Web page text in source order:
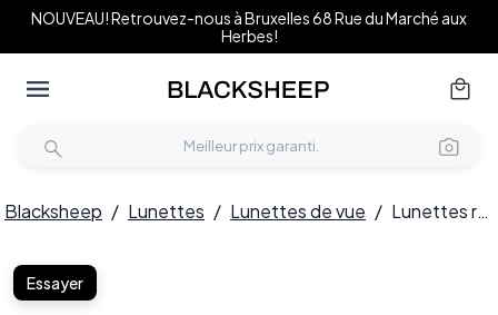
NOUVEAU! Retrouvez-nous à Bruxelles 68 Rue du Marché aux
Herbes!
Blacksheep / Lunettes / Lunettes de vue / Lunettes rectangulaires rouges TR90 #BS0620-0243
Essayer